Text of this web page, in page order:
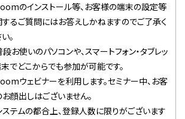
のインストール等、お客様の端末の設定等
するご質問にはお答えしかねますのでご了承く
。
お使いのパソコンや、スマートフォン・タブレッ
末でどこからでも参加が可能です。
ウェビナーを利用します。セミナー中、お客
顔出しはございません。
テムの都合上、登録人数に限りがございます